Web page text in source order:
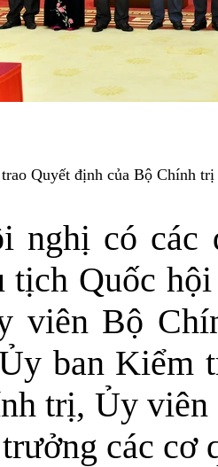
Quyết định của Bộ Chính
nghị có
tịch Quốc
viên Bộ
ban Kiểm
trị, Ủy
các cơ